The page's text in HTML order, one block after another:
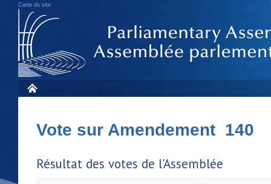
Carte du site
Vote sur Amendement 140
Résultat des votes de l'Assemblée